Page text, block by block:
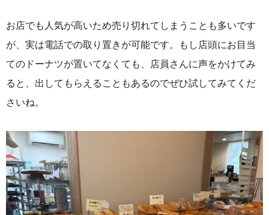
お店でも人気が高いため売り切れてしまうことも多いです
が、実は電話での取り置きが可能です。もし店頭にお目当
てのドーナツが置いてなくても、店員さんに声をかけてみ
ると、出してもらえることもあるのでぜひ試してみてくだ
さいね。